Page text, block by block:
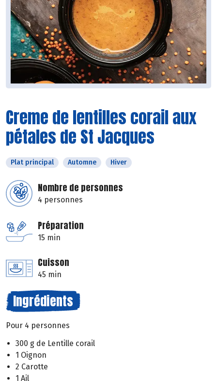
Creme de lentilles corail aux
pétales de St Jacques
Plat principal Automne Hiver
Nombre de personnes
4 personnes
Préparation
15 min
Cuisson
45 min
Ingrédients
Pour 4 personnes
300 g de Lentille corail
1 Oignon
2 Carotte
1 Ail